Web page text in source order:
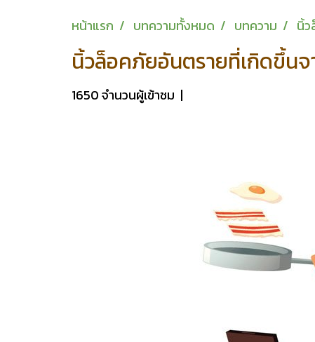
หน้าแรก
บทความทั้งหมด บทความ นิ้ว
นิ้วล็อคภัยอันตรายที่เกิดขึ้นจ
1650 จำนวนผู้เข้าชม |